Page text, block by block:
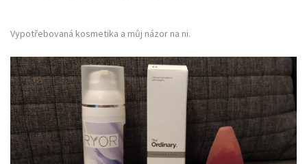
Vypotřebovaná kosmetika a můj názor na ni.